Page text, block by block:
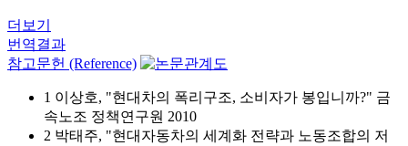
더보기
번역결과
참고문헌 (Reference)
1 이상호, "현대차의 폭리구조, 소비자가 봉입니까?" 금
속노조 정책연구원 2010
2 박태주, "현대자동차의 세계화 전략과 노동조합의 저